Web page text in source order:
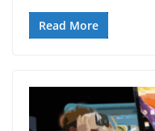
Read More